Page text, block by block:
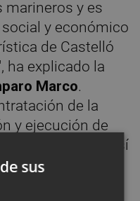
marineros y es
y económico
de Castelló
ha explicado la
Marco.
de la
y ejecución de
garantizando así
en
Marco.
sus